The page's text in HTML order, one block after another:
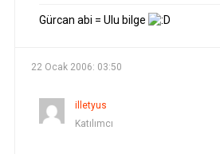
Gürcan abi = Ulu bilge
22 Ocak 2006: 03:50
illetyus
Katılımcı